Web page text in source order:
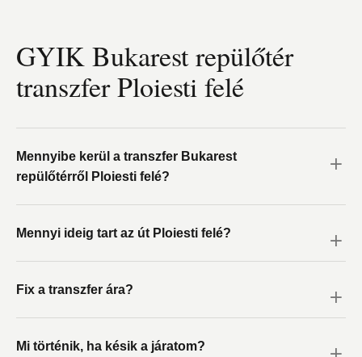
GYIK Bukarest repülőtér
transzfer Ploiesti felé
Mennyibe kerül a transzfer Bukarest
repülőtérről Ploiesti felé?
Mennyi ideig tart az út Ploiesti felé?
Fix a transzfer ára?
Mi történik, ha késik a járatom?